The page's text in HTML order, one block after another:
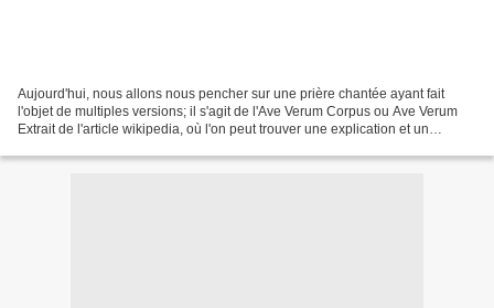
Aujourd'hui, nous allons nous pencher sur une prière chantée ayant fait
l'objet de multiples versions; il s'agit de l'Ave Verum Corpus ou Ave Verum
Extrait de l'article wikipedia, où l'on peut trouver une explication et un